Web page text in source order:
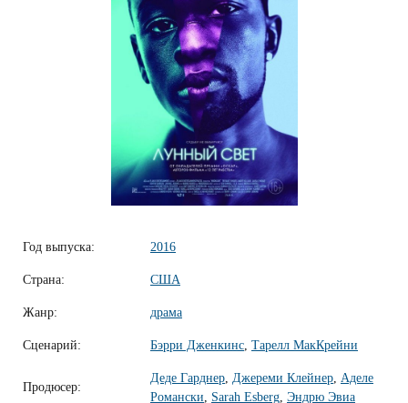
Год выпуска: 2016
Страна: США
Жанр: драма
Сценарий: Бэрри Дженкинс, Тарелл МакКрейни
Продюсер:
Деде Гарднер, Джереми Клейнер, Аделе
Романски, Sarah Esberg, Эндрю Эвиа